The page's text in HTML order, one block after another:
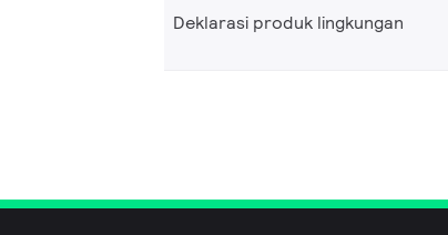
Deklarasi produk lingkungan